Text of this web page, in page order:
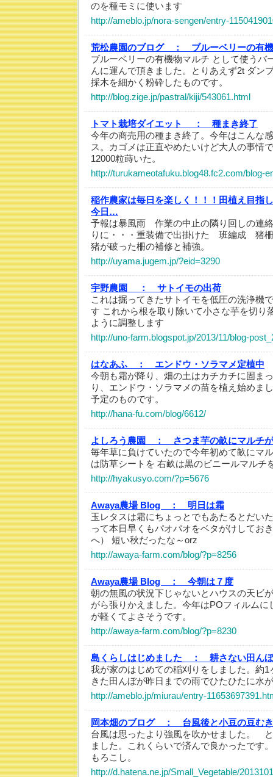
のを種モミに使います
http://ameblo.jp/nora-sengen/entry-
荒松農園のブログ ：
ブルーベリーの有
ブルーベリーの有機物マルチ として使うバ
んに運んで頂きました。とりあえず2t ダン
採木を細かく粉砕したものです。
http://blog.zige.jp/pastral/kiji/543061.html
トマト栽培ダイエット ：
種まき終了
今年の商売用の種まき終了。今年はこんな
ス。カゴメは正直やめたいけど大人の事情
12000粒蒔いた。
http://turukameotafuku.blog48.fc2.com/blog-
稲作農家は毎日を楽しく！！！田植え目指
今日…
予報は暴風雨 作業の中止の隣り回しの連
りに・・・重装備で出掛けた 班編成 猪
猪が破った柵の補修と補強。
http://uyama.jugem.jp/?eid=3290
宇野農園 ：
サトイモの出荷
これは掘ってきたサトイモを低圧の洗浄機
す これから根を取り除いて小さな芋を切り
ように調整します
http://uno-farm.blogspot.jp/2013/11/blog-
はなあふ ：
エンドウ・ソラマメ定植中
今朝も霜が降り、畑の土はカチカチに固ま
り、エンドウ・ソラマメの苗を植え始めま
予定のものです。
http://hana-fu.com/blog/6612/
よしろう農園 ：
さつま芋の畝にマルチ
毎年草に負けていたので今年初めて畝にマ
は防草シートを 右畝は黒のビニールマルチ
http://hyakusyo.com/?p=5676
Awaya農場 Blog ：
明日は霜
玉レタスは霜にちょっとでもあたるとだい
って本日早くもパオパオをベタがけしてお
へ） 短い秋だったな～orz
http://awaya-farm.com/blog/?p=8256
Awaya農場 Blog ：
今朝は７度
朝の無風の状況下じゃないとハウスの天ビ
がら張りかえました。今年はPOフィルムに
が軽くてよさそうです。
http://awaya-farm.com/blog/?p=8230
島くらしはじめました ：
耕さない田ん
我が家のはじめての稲刈りをしました。約
きた田んぼが昨日までの雨でひたひたに水
http://ameblo.jp/miurau/entry-
岡本畑のブログ ：
台風後と小豆の豆むき
台風は思ったより強風を吹かせました。
ました。これくらいで済んで良かったです
もろこし。
http://d.hatena.ne.jp/Small_Vegetable/